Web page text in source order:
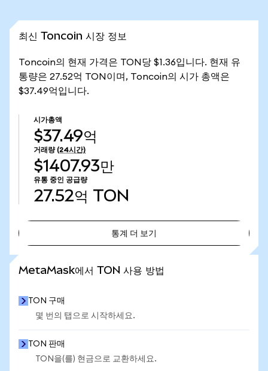
최신 Toncoin 시장 정보
Toncoin의 현재 가격은 TON당 $1.36입니다. 현재 유
통량은 27.52억 TON이며, Toncoin의 시가 총액은
$37.49억입니다.
시가총액
$37.49억
거래량 (24시간)
$1407.93만
유통 중인 공급량
27.52억 TON
통계 더 보기
MetaMask에서 TON 사용 방법
TON 구매
몇 번의 탭으로 시작하세요.
TON 판매
TON을(를) 현금으로 교환하세요.